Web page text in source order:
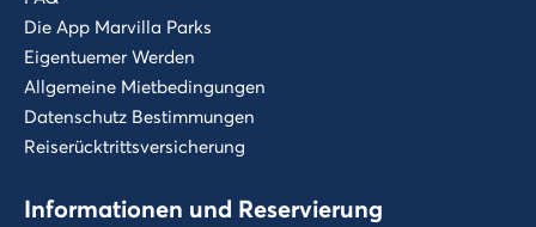
Die App Marvilla Parks
Eigentuemer Werden
Allgemeine Mietbedingungen
Datenschutz Bestimmungen
Reiserücktrittsversicherung
Informationen und Reservierung